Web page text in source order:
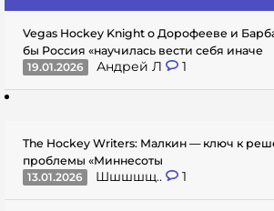
Vegas Hockey Knight о Дорофееве и
бы Россия «научилась вести себя иначе
19.01.2026
Андрей Л 1
The Hockey Writers: Малкин — ключ к
проблемы «Миннесоты
13.01.2026
Шшшшщ.. 1